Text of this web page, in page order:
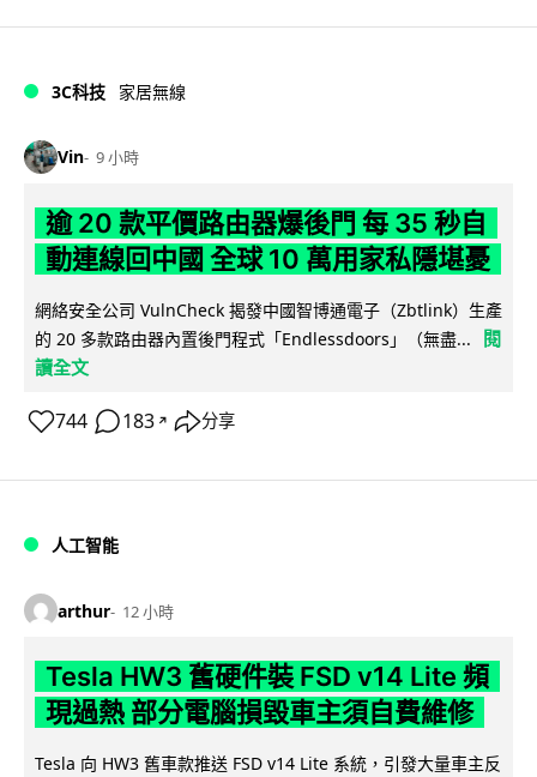
3C科技 家居無線
Vin 9 小時
逾 20 款平價路由器爆後門 每 35 秒自
動連線回中國 全球 10 萬用家私隱堪憂
網絡安全公司 VulnCheck 揭發中國智博通電子（Zbtlink）生產
的 20 多款路由器內置後門程式「Endlessdoors」（無盡...
閱
讀全文
744 183 ↗ 分享
人工智能
arthur 12 小時
Tesla HW3 舊硬件裝 FSD v14 Lite 頻
現過熱 部分電腦損毀車主須自費維修
Tesla 向 HW3 舊車款推送 FSD v14 Lite 系統，引發大量車主反